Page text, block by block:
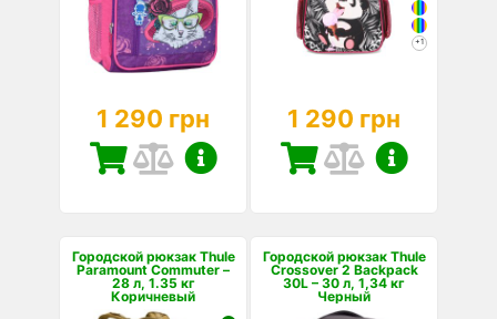
1 290 грн
+1
1 290 грн
Городской рюкзак Thule
Paramount Commuter –
28 л, 1.35 кг
Коричневый
Городской рюкзак Thule
Crossover 2 Backpack
30L – 30 л, 1,34 кг
Черный